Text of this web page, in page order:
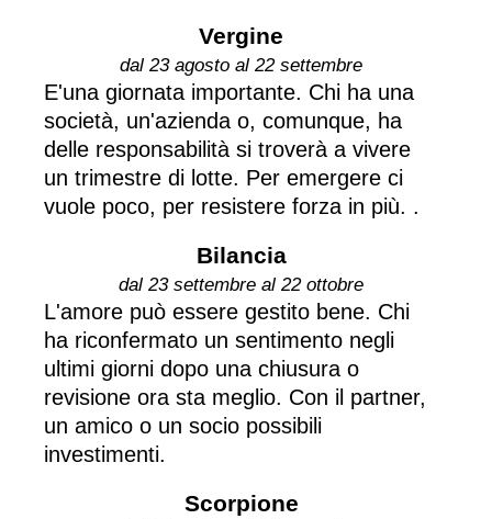
Vergine
dal 23 agosto al 22 settembre
E'una giornata importante. Chi ha una
società, un'azienda o, comunque, ha
delle responsabilità si troverà a vivere
un trimestre di lotte. Per emergere ci
vuole poco, per resistere forza in più. .
Bilancia
dal 23 settembre al 22 ottobre
L'amore può essere gestito bene. Chi
ha riconfermato un sentimento negli
ultimi giorni dopo una chiusura o
revisione ora sta meglio. Con il partner,
un amico o un socio possibili
investimenti.
Scorpione